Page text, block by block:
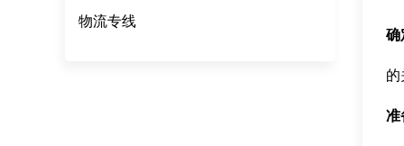
物流专线
确
的
准